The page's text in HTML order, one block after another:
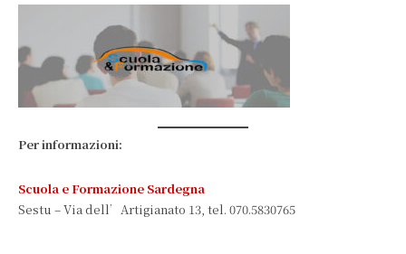
Per informazioni:
Scuola e Formazione Sardegna
Sestu – Via dell’Artigianato 13, tel. 070.5830765